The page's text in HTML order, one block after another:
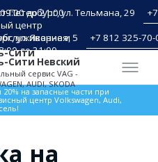
Петербург, ул. Тельмана, 29
до 21:00
ул. Якорная, 5
центр
и
до 21:00
+7 812 325-70-
Сити
Сити Невский
сервис VAG -
AUDI, SKODA
на запасные части при
центр Volkswagen, Audi,
на